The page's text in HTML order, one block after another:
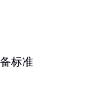
标准